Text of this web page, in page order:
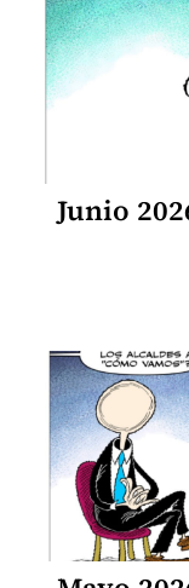
Junio